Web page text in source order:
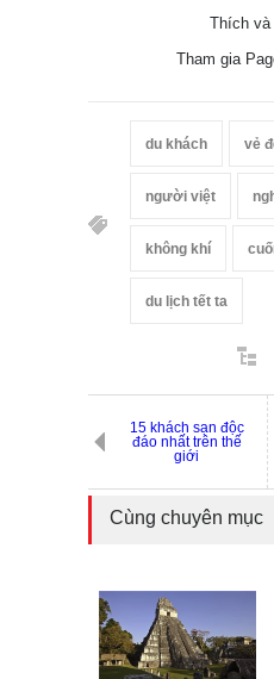
Thích và
Tham gia
du khách vẻ
người việt
không khí
du lịch tết ta
15 khách sạn độc
đáo nhất trên thế
giới
Cùng chuyên mục